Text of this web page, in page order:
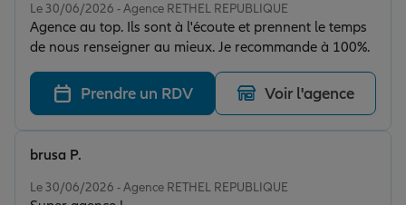
Le 30/06/2026 - Agence RETHEL REPUBLIQUE
Agence au top. Ils sont à l'écoute et prennent le temps
de nous renseigner au mieux. Je recommande à 100%.
Prendre un RDV Voir l'agence
Le 30/06/2026 - Agence RETHEL REPUBLIQUE
brusa P.